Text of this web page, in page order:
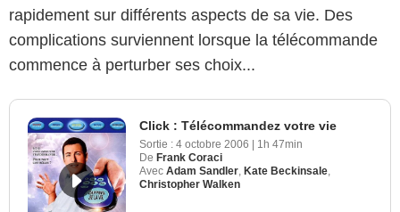
rapidement sur différents aspects de sa vie. Des
complications surviennent lorsque la télécommande
commence à perturber ses choix...
Click : Télécommandez votre vie
Sortie : 4 octobre 2006 | 1h 47min
De Frank Coraci
Avec Adam Sandler Kate Beckinsale
Christopher Walken